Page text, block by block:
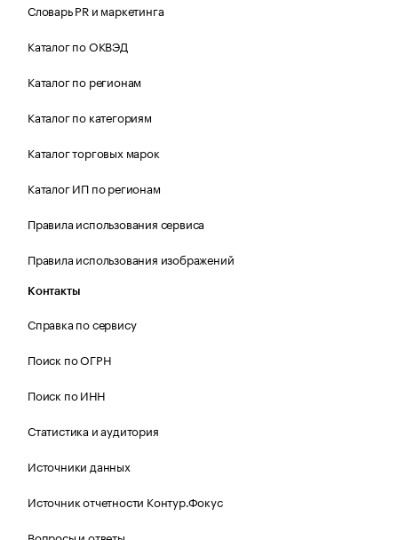
Словарь PR и маркетинга
Каталог по ОКВЭД
Каталог по регионам
Каталог по категориям
Каталог торговых марок
Каталог ИП по регионам
Правила использования сервиса
Правила использования изображений
Контакты
Справка по сервису
Поиск по ОГРН
Поиск по ИНН
Статистика и аудитория
Источники данных
Источник отчетности Контур.Фокус